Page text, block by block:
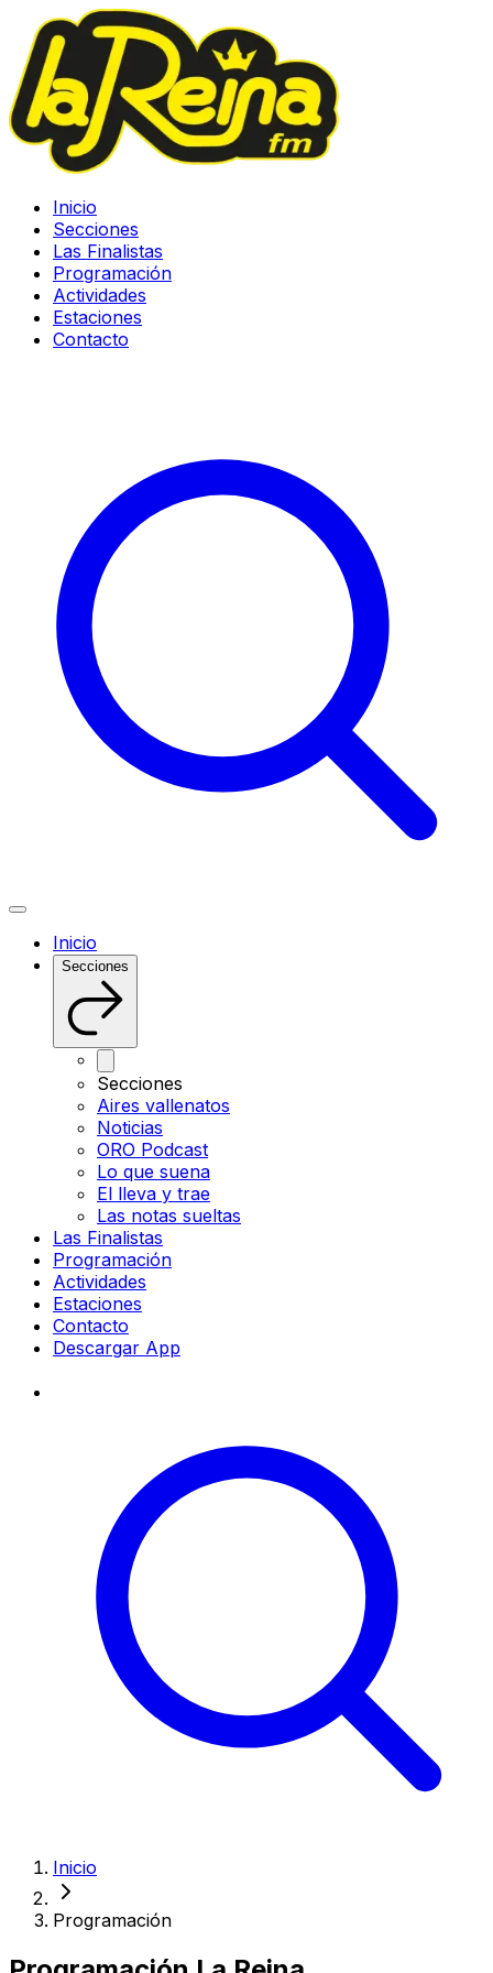
Inicio
Secciones
Las Finalistas
Programación
Actividades
Estaciones
Contacto
Inicio
Secciones
Secciones
Aires vallenatos
Noticias
ORO Podcast
Lo que suena
El lleva y trae
Las notas sueltas
Las Finalistas
Programación
Actividades
Estaciones
Contacto
Descargar App
Inicio
Programación